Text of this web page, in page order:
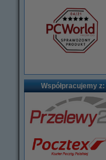
Współpracujemy z: